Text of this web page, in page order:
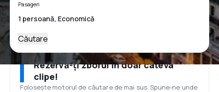
Pasageri
Căutare
Rezervă-ți zborul în doar câteva
clipe!
Folosește motorul de căutare de mai sus. Spune-ne unde